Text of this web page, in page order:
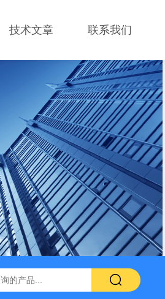
技术文章 联系我们
欧计 E27法国CA交直流电流钳